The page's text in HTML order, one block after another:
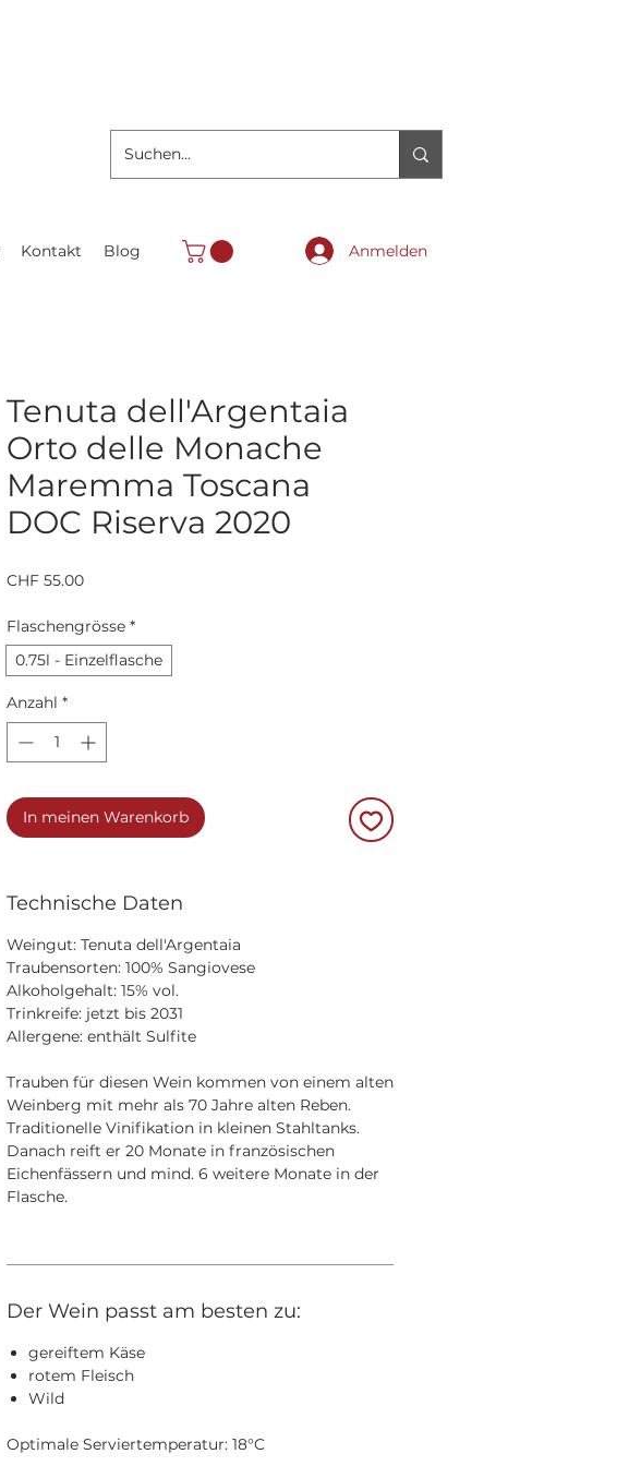
Kontakt Blog Anmelden
Tenuta dell'Argentaia
Orto delle Monache
Maremma Toscana
DOC Riserva 2020
CHF 55.00Preis
Flaschengrösse *
0.75l - Einzelflasche
Anzahl *
In meinen Warenkorb
Technische Daten
Weingut: Tenuta dell'Argentaia
Traubensorten: 100% Sangiovese
Alkoholgehalt: 15% vol.
Trinkreife: jetzt bis 2031
Allergene: enthält Sulfite
Trauben für diesen Wein kommen von einem alten
Weinberg mit mehr als 70 Jahre alten Reben.
Traditionelle Vinifikation in kleinen Stahltanks.
Danach reift er 20 Monate in französischen
Eichenfässern und mind. 6 weitere Monate in der
Flasche.
Der Wein passt am besten zu:
gereiftem Käse
rotem Fleisch
Wild
Optimale Serviertemperatur: 18°C